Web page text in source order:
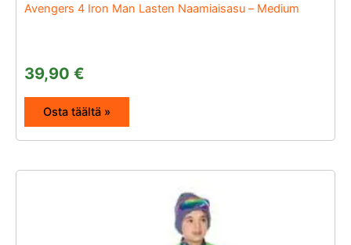
Avengers 4 Iron Man Lasten Naamiaisasu – Medium
39,90 €
Osta täältä »